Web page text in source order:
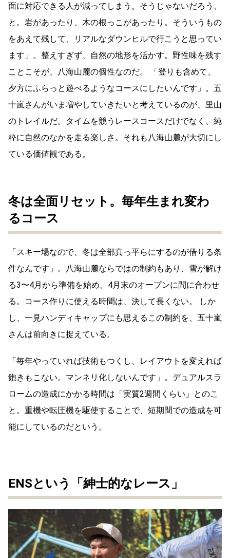
面に対応できる人が減ってしまう。そうじゃないだろう、
と。岩があったり、木の根っこがあったり。そういうもの
をあえて残して、リアルなダウンヒルで行こうと思ってい
ます」。整えすぎず、自然の地形を活かす。野性味を残す
ことこそが、八海山麓の個性なのだ。 「登りも含めて、
夕方にふらっと遊べるようなコースにしたいんです」。五
十嵐さんがいま増やしていきたいと考えているのが、里山
のトレイルだ。タイムを競うレースコースだけでなく、純
粋に自然のなかを走る楽しさ。それも八海山麓が大切にし
ている価値観である。
冬は全面リセット。毎年生まれ変わ
るコース
「スキー場なので、冬は全部真っ平らにするのが借りる条
件なんです」。八海山麓ならではの制約もあり、雪が解け
る3〜4月から準備を始め、4月末のオープンに間に合わせ
る。コース作りに使える時間は、決して長くない。 しか
し、一見ハンディキャップにも思えるこの制約を、五十嵐
さんは前向きに捉えている。
「毎年やっていれば技術もつくし、レイアウトを変えれば
飽きもこない。マンネリ化しないんです」。デュアルスラ
ロームの造成にかかる時間は「実質2週間くらい」とのこ
と。重機や転圧機を駆使することで、短期間での造成を可
能にしているのだという。
ENSという「紳士的なレース」